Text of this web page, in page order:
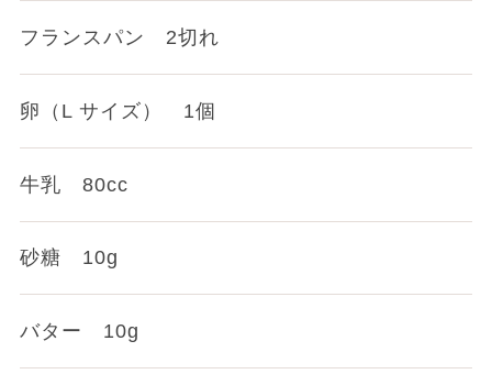
フランスパン 2切れ
卵（L サイズ） 1個
牛乳 80cc
砂糖 10g
バター 10g